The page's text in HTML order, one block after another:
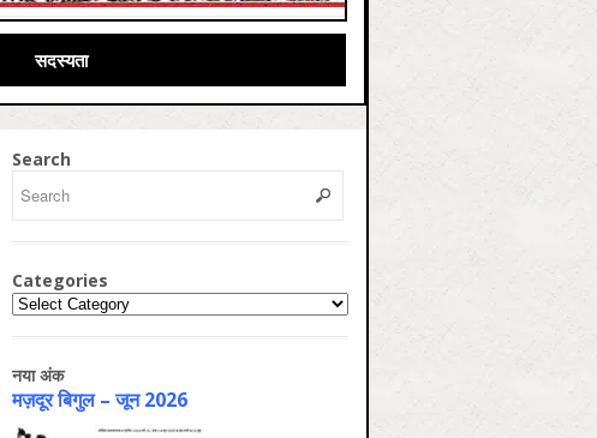
सदस्यता
Search
Categories
Categories
नया अंक
मज़दूर बिगुल – जून 2026